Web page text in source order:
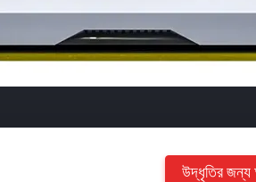
উদ্ধৃতির জন্য